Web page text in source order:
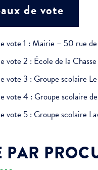
de vote
vote 1 : Mairie – 50 rue
vote 2 : École de la
vote 3 : Groupe scolaire
vote 4 : Groupe scolaire
vote 5 : Groupe scolaire
PAR
Alertes Mail
Newsletter Culture